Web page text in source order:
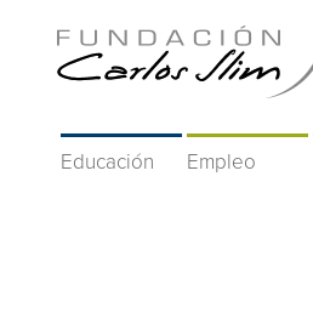
Educación Empleo